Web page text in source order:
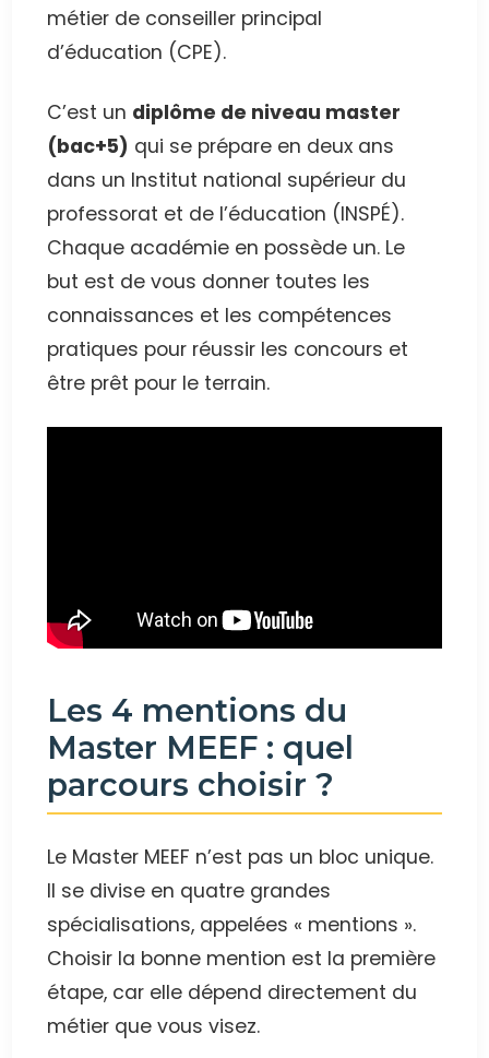
métier de conseiller principal
d’éducation (CPE).
C’est un diplôme de niveau master
(bac+5) qui se prépare en deux ans
dans un Institut national supérieur du
professorat et de l’éducation (INSPÉ).
Chaque académie en possède un. Le
but est de vous donner toutes les
connaissances et les compétences
pratiques pour réussir les concours et
être prêt pour le terrain.
Les 4 mentions du
Master MEEF : quel
parcours choisir ?
Le Master MEEF n’est pas un bloc unique.
Il se divise en quatre grandes
spécialisations, appelées « mentions ».
Choisir la bonne mention est la première
étape, car elle dépend directement du
métier que vous visez.